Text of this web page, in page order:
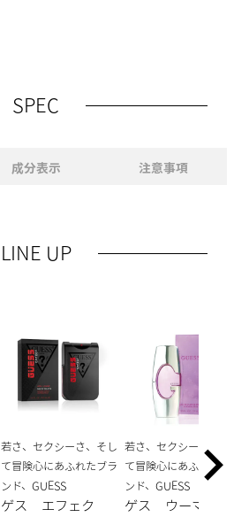
SPEC
成分表示 注意事項
LINE UP
若さ、セクシーさ、そし
て冒険心にあふれたブラ
ンド、GUESS
ゲス エフェク
若さ、セクシーさ、そ
て冒険心にあふれたブ
ンド、GUESS
ゲス ウーマン